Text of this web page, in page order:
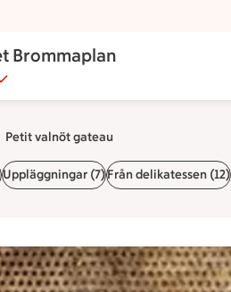
ICA Supermarket Brommaplan
Brommaplan
Petit valnöt gateau
Uppläggningar (7)Från delikatessen (12)